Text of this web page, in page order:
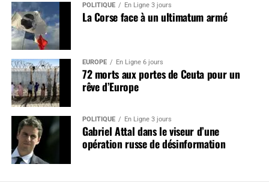
POLITIQUE En Ligne 3 jours
La Corse face à un ultimatum armé
EUROPE En Ligne 6 jours
72 morts aux portes de Ceuta pour un
rêve d’Europe
POLITIQUE En Ligne 3 jours
Gabriel Attal dans le viseur d’une
opération russe de désinformation